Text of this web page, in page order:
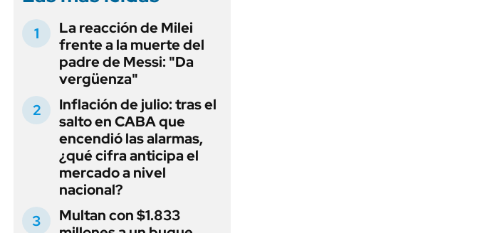
La reacción de Milei
frente a la muerte del
padre de Messi: "Da
vergüenza"
Inflación de julio: tras el
salto en CABA que
encendió las alarmas,
¿qué cifra anticipa el
mercado a nivel
nacional?
Multan con $1.833